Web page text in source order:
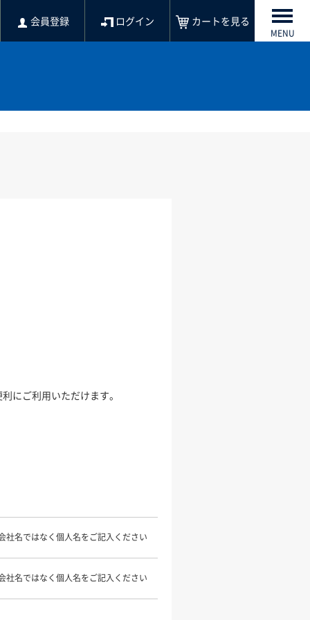
会員登録 ログイン カートを見る
MENU
にご利用いただけます。
社名ではなく個人名をご記入ください
社名ではなく個人名をご記入ください